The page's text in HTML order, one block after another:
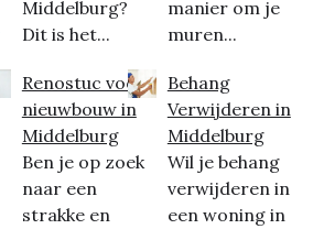
Middelburg?
Dit is het...
Renostuc voor
nieuwbouw in
Middelburg
Ben je op zoek
naar een
strakke en
manier om je
muren...
Behang
Verwijderen in
Middelburg
Wil je behang
verwijderen in
een woning in